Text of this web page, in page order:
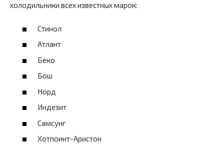
холодильники всех известных марок:
Стинол
Атлант
Беко
Бош
Норд
Индезит
Самсунг
Хотпоинт-Аристон